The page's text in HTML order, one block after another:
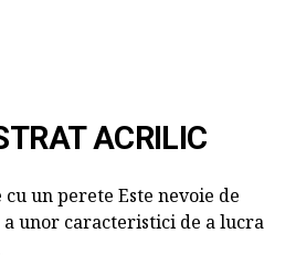
ACRILIC
un perete Este nevoie de
unor caracteristici de a lucra